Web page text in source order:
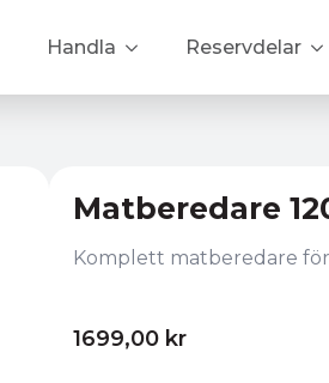
Handla Reservdelar
Matberedare
Komplett matberedare
1699,00 kr